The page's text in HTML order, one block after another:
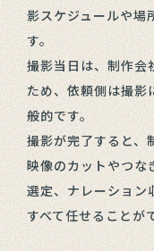
影スケジュールや場
す。
撮影当日は、制作会
ため、依頼側は撮影
般的です。
撮影が完了すると、
映像のカットやつな
選定、ナレーション
すべて任せることが